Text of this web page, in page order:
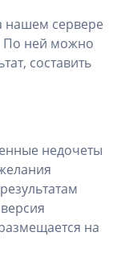
нашем сервере
По ней можно
составить
недочеты
на